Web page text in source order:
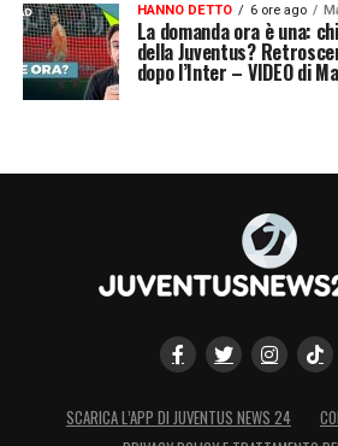
HANNO DETTO 6 ore ago
La domanda ora è una:
della Juventus?
dopo l’Inter – VIDEO di
SCARICA L’APP DI JUVENTUS NEWS 24